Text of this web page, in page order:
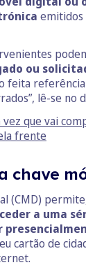
emitidos
ou
feita
lê-se no
que vai
frente
chave
(CMD)
a uma
cartão de